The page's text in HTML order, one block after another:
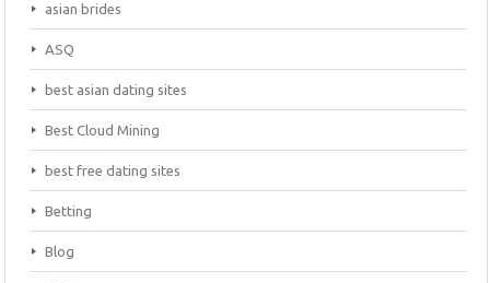
asian brides
ASQ
best asian dating sites
Best Cloud Mining
best free dating sites
Betting
Blog